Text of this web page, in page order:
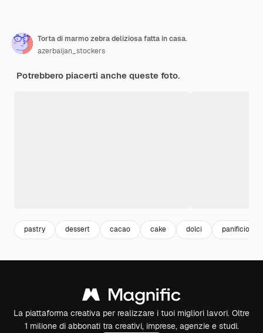
Torta di marmo zebra deliziosa fatta in casa.
azerbaijan_stockers
Potrebbero piacerti anche queste foto.
pastry dessert cacao cake dolci panificio
La piattaforma creativa per realizzare i tuoi migliori lavori. Oltre
1 milione di abbonati tra creativi, imprese, agenzie e studi.